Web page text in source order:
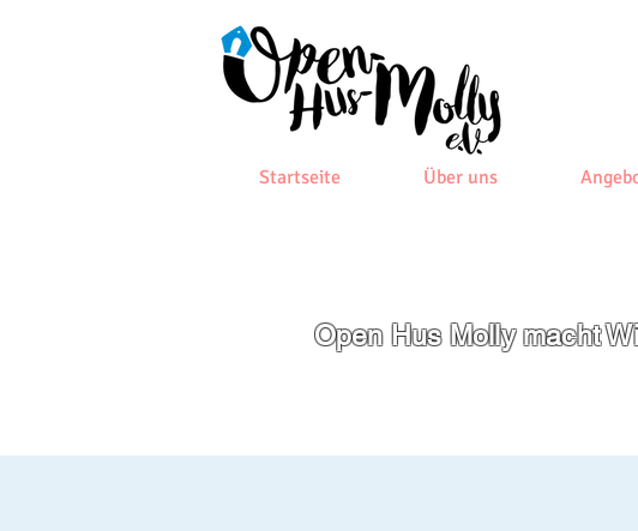
Startseite Über uns
Open Hus Molly macht